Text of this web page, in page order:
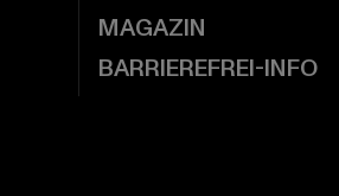
MAGAZIN
BARRIEREFREI-INFO